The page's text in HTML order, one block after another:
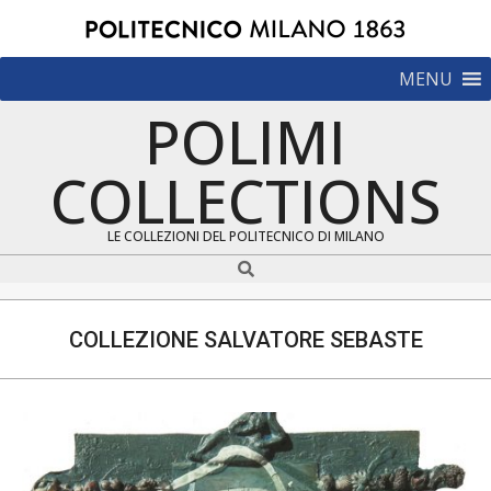
content
MENU
POLIMI
COLLECTIONS
LE COLLEZIONI DEL POLITECNICO DI MILANO
Search
COLLEZIONE SALVATORE SEBASTE